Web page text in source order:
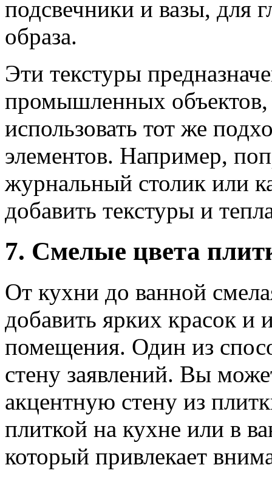
подсвечники и вазы, для
образа.
Эти текстуры
промышленных объектов,
использовать тот же
элементов. Например,
журнальный столик или
добавить текстуры и
7. Смелые цвета
От кухни до ванной
добавить ярких красок и
помещения. Один из
стену заявлений. Вы
акцентную стену из
плиткой на кухне или в
который привлекает